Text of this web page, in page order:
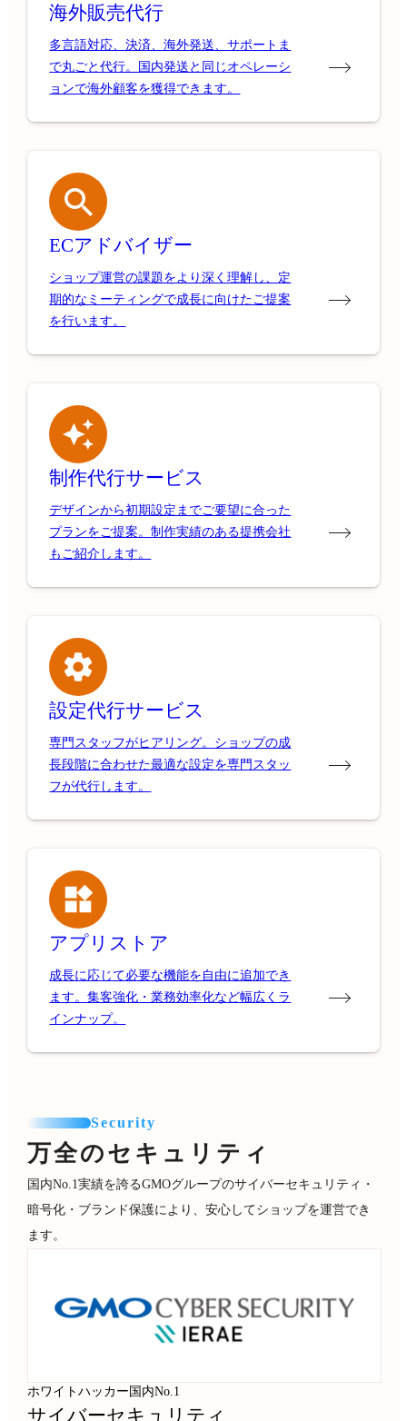
海外販売代行
多言語対応、決済、海外発送、サポートま
で丸ごと代行。国内発送と同じオペレーシ
ョンで海外顧客を獲得できます。
ECアドバイザー
ショップ運営の課題をより深く理解し、定
期的なミーティングで成長に向けたご提案
を行います。
制作代行サービス
デザインから初期設定までご要望に合った
プランをご提案。制作実績のある提携会社
もご紹介します。
設定代行サービス
専門スタッフがヒアリング。ショップの成
長段階に合わせた最適な設定を専門スタッ
フが代行します。
アプリストア
成長に応じて必要な機能を自由に追加でき
ます。集客強化・業務効率化など幅広くラ
インナップ。
Security
万全のセキュリティ
国内No.1実績を誇るGMOグループのサイバーセキュリティ・
暗号化・ブランド保護により、安心してショップを運営でき
ます。
ホワイトハッカー国内No.1
サイバーセキュリティ